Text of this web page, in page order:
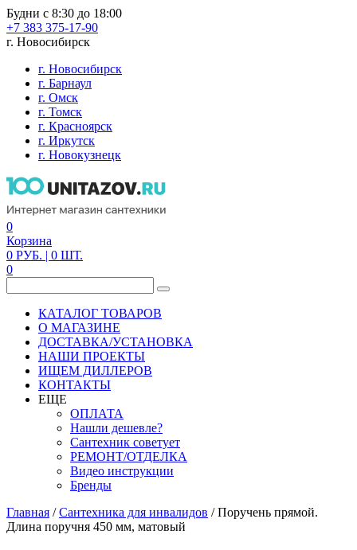
Будни с 8:30 до 18:00
+7 383 375-17-90
г. Новосибирск
г. Новосибирск
г. Барнаул
г. Омск
г. Томск
г. Красноярск
г. Иркутск
г. Новокузнецк
0
Корзина
0 РУБ. | 0 ШТ.
0
КАТАЛОГ ТОВАРОВ
О МАГАЗИНЕ
ДОСТАВКА/УСТАНОВКА
НАШИ ПРОЕКТЫ
ИЩЕМ ДИЛЛЕРОВ
КОНТАКТЫ
ЕЩЕ
ОПЛАТА
Нашли дешевле?
Сантехник советует
РЕМОНТ/ОТДЕЛКА
Видео инструкции
Бренды
Главная /Сантехника для инвалидов /Поручень прямой.
Длина поручня 450 мм, матовый